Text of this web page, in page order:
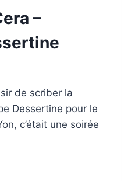
–
de scriber la
Dessertine pour le
c’était une soirée